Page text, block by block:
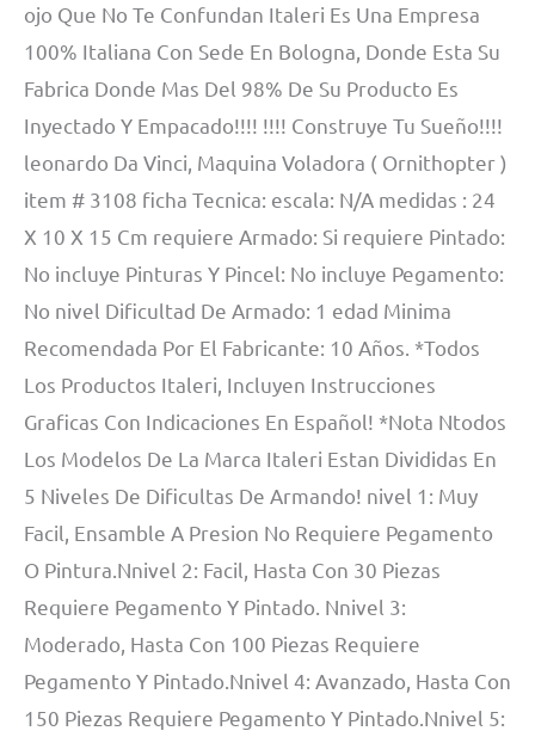
ojo Que No Te Confundan Italeri Es Una Empresa
100% Italiana Con Sede En Bologna, Donde Esta Su
Fabrica Donde Mas Del 98% De Su Producto Es
Inyectado Y Empacado!!!! !!!! Construye Tu Sueño!!!!
leonardo Da Vinci, Maquina Voladora ( Ornithopter )
item # 3108 ficha Tecnica: escala: N/A medidas : 24
X 10 X 15 Cm requiere Armado: Si requiere Pintado:
No incluye Pinturas Y Pincel: No incluye Pegamento:
No nivel Dificultad De Armado: 1 edad Minima
Recomendada Por El Fabricante: 10 Años. *Todos
Los Productos Italeri, Incluyen Instrucciones
Graficas Con Indicaciones En Español! *Nota Ntodos
Los Modelos De La Marca Italeri Estan Divididas En
5 Niveles De Dificultas De Armando! nivel 1: Muy
Facil, Ensamble A Presion No Requiere Pegamento
O Pintura.Nnivel 2: Facil, Hasta Con 30 Piezas
Requiere Pegamento Y Pintado. Nnivel 3:
Moderado, Hasta Con 100 Piezas Requiere
Pegamento Y Pintado.Nnivel 4: Avanzado, Hasta Con
150 Piezas Requiere Pegamento Y Pintado.Nnivel 5: